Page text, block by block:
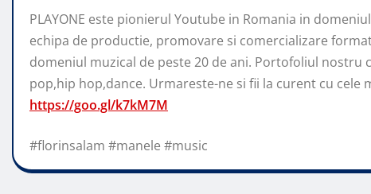
PLAYONE este pionierul Youtube in Romania in
echipa de productie, promovare si comercializare
domeniul muzical de peste 20 de ani. Portofoliul nostru
pop,hip hop,dance. Urmareste-ne si fii la curent cu cele
https://goo.gl/k7kM7M
#florinsalam #manele #music